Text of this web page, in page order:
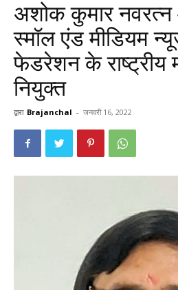
अशोक कुमार
स्मॉल एंड मीडियम
फेडरेशन के राष्ट्रीय
नियुक्त
द्वारा Brajanchal - जनवरी 16, 2022